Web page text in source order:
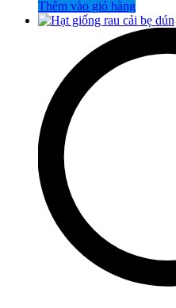
Thêm vào giỏ hàng